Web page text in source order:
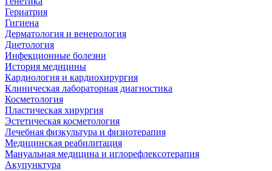
Гериатрия
Гигиена
Дерматология и венерология
Диетология
Инфекционные болезни
История медицины
Кардиология и кардиохирургия
Клиническая лабораторная диагностика
Косметология
Пластическая хирургия
Эстетическая косметология
Лечебная физкультура и физиотерапия
Медицинская реабилитация
Мануальная медицина и иглорефлексотерапия
Акупунктура